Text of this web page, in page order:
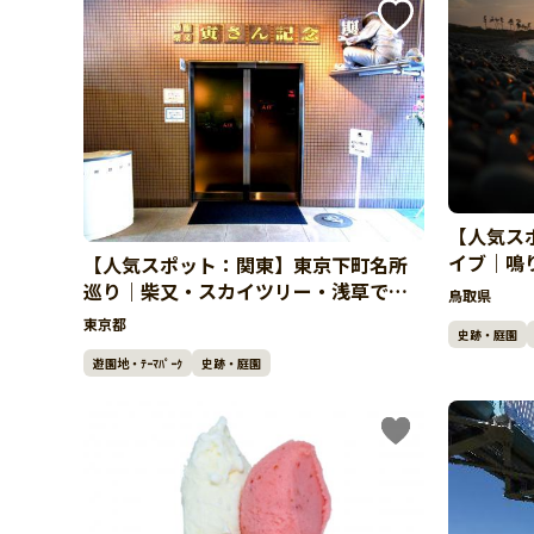
【人気スポット：関東】東京下町名所
巡り｜柴又・スカイツリー・浅草で〆
は温泉
東京都
遊園地・ﾃｰﾏﾊﾟｰｸ 史跡・庭園
【人気
イブ｜鳴
鳥取県
史跡・庭園